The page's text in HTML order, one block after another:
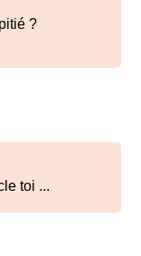
?
toi ...